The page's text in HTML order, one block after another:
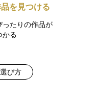
を見つける
ったりの作品が
かる
び方